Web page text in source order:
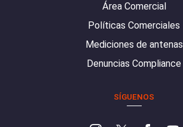
Área Comercial
Políticas Comerciales
Mediciones de antenas
Denuncias Compliance
SÍGUENOS